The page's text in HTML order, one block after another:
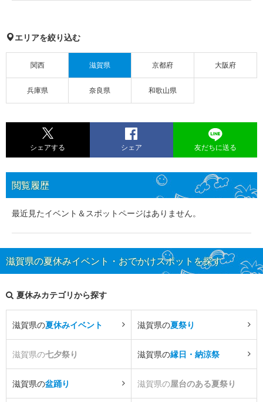
エリアを絞り込む
関西 滋賀県 京都府 大阪府
兵庫県 奈良県 和歌山県
シェアする シェア 友だちに送る
閲覧履歴
最近見たイベント＆スポットページはありません。
滋賀県の夏休みイベント・おでかけスポットを探す
夏休みカテゴリから探す
滋賀県の夏休みイベント 滋賀県の夏祭り
滋賀県の七夕祭り 滋賀県の縁日・納涼祭
滋賀県の盆踊り 滋賀県の屋台のある夏祭り